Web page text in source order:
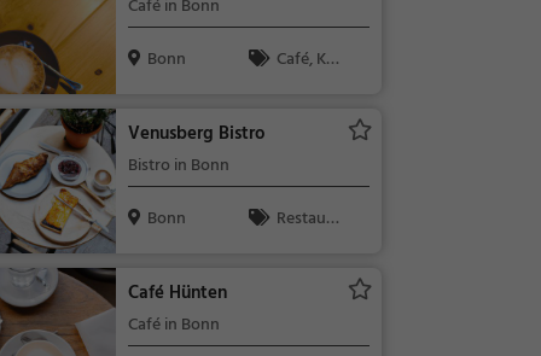
Café in Bonn
Bonn
Café, Kaff
ebäck / Teig
Venusberg Bistro
Bistro in Bonn
Bonn
Restaura
Café Hünten
Café in Bonn